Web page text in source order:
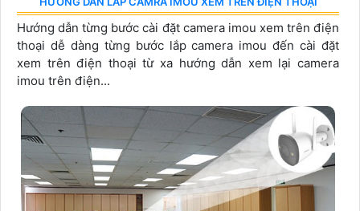
Hướng dẫn từng bước cài đặt camera imou xem trên điện
thoại dễ dàng từng bước lắp camera imou đến cài đặt
xem trên điện thoại từ xa hướng dẫn xem lại camera
imou trên điện...